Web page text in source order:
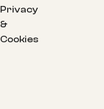
Privacy
&
Cookies